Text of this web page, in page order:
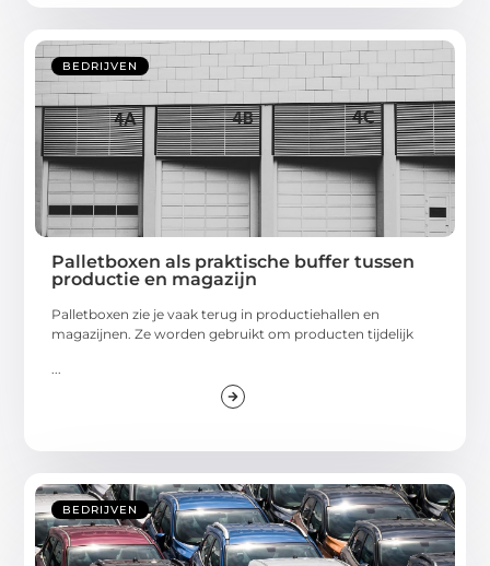
BEDRIJVEN
Palletboxen als praktische buffer tussen
productie en magazijn
Palletboxen zie je vaak terug in productiehallen en
magazijnen. Ze worden gebruikt om producten tijdelijk
...
BEDRIJVEN